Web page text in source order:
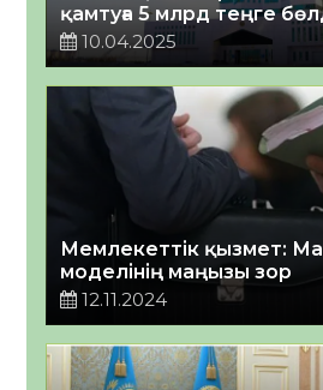
қамтуға 5 млрд теңге
10.04.2025
Мемлекеттік қызмет:
моделінің маңызы зор
12.11.2024